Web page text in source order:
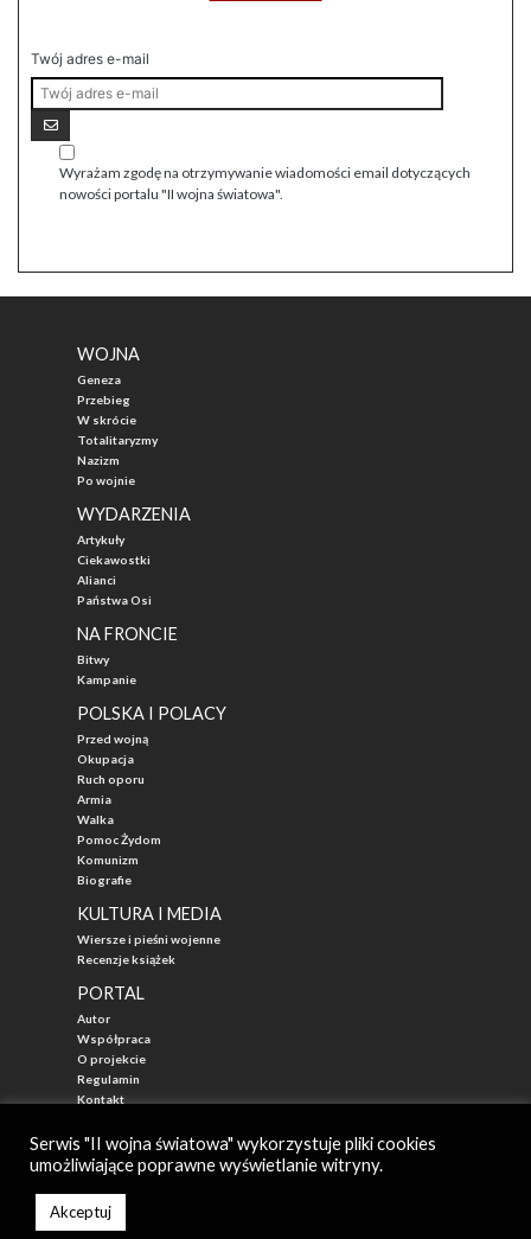
Twój adres e-mail
Wyrażam zgodę na otrzymywanie wiadomości email dotyczących
nowości portalu "II wojna światowa".
WOJNA
Geneza
Przebieg
W skrócie
Totalitaryzmy
Nazizm
Po wojnie
WYDARZENIA
Artykuły
Ciekawostki
Alianci
Państwa Osi
NA FRONCIE
Bitwy
Kampanie
POLSKA I POLACY
Przed wojną
Okupacja
Ruch oporu
Armia
Walka
Pomoc Żydom
Komunizm
Biografie
KULTURA I MEDIA
Wiersze i pieśni wojenne
Recenzje książek
PORTAL
Autor
Współpraca
O projekcie
Regulamin
Kontakt
Autor: Mateusz Łabuz
Zarząd: Katarzyna Mika-Łabuz
Serwis "II wojna światowa" wykorzystuje pliki cookies
umożliwiające poprawne wyświetlanie witryny.
Akceptuj